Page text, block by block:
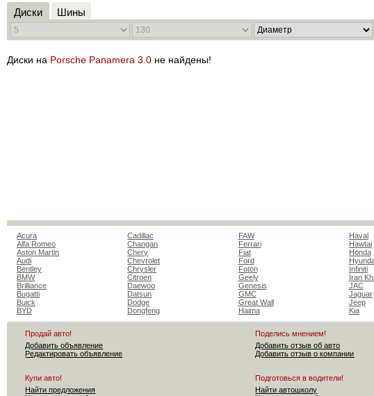
Диски Шины
Диски на Porsche Panamera 3.0 не найдены!
Acura
Alfa Romeo
Aston Martin
Audi
Bentley
BMW
Brilliance
Bugatti
Buick
BYD
Cadillac
Changan
Chery
Chevrolet
Chrysler
Citroen
Daewoo
Datsun
Dodge
Dongfeng
FAW
Ferrari
Fiat
Ford
Foton
Geely
Genesis
GMC
Great Wall
Haima
Haval
Hawtai
Honda
Infiniti
Iran
JAC
Jaguar
Jeep
Kia
Продай авто!
Добавить объявление
Редактировать объявление
Поделись мнением!
Добавить отзыв об авто
Добавить отзыв о компании
Купи авто!
Найти предложения
Подготовься в водители!
Найти автошколу